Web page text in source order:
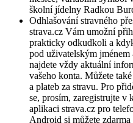
školní jídelny Radkou
Odhlašování stravného
strava.cz Vám umožní
prakticky odkudkoli a
pod uživatelským
najdete vždy aktuální
vašeho konta. Můžete
a plateb za stravu. Pro
se, prosím, zaregistrujte
aplikaci strava.cz pro
Android si můžete